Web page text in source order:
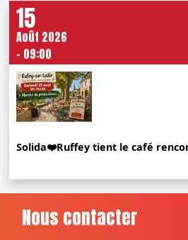
15
Août 2026
- 09:00
Solida❤️Ruffey tient le café
Nous contacter